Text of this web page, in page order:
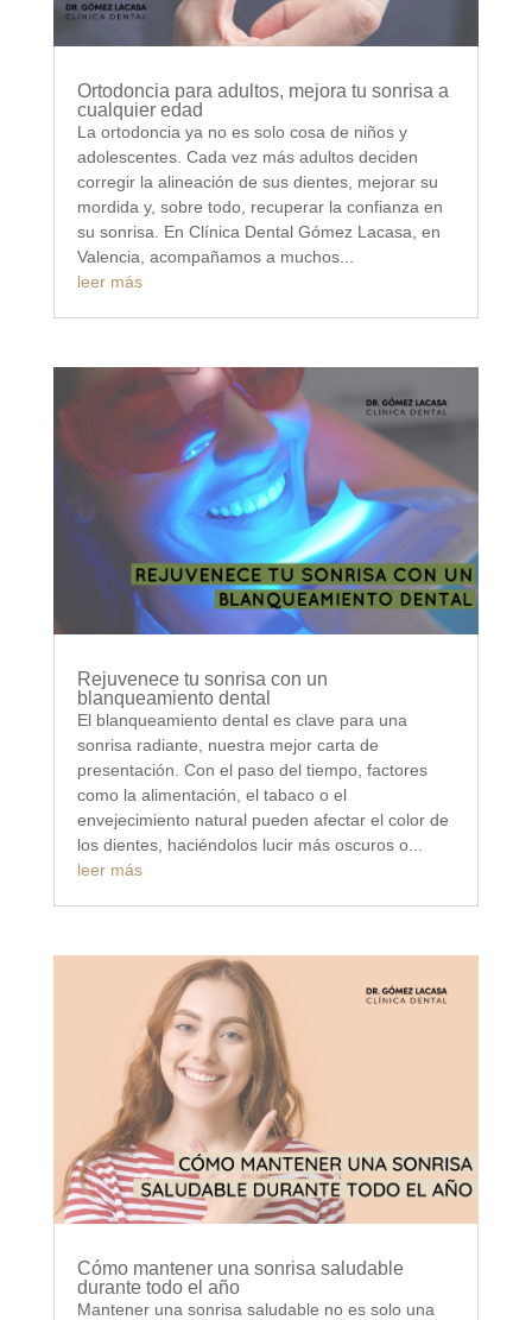
Ortodoncia para adultos, mejora tu sonrisa a
cualquier edad
La ortodoncia ya no es solo cosa de niños y
adolescentes. Cada vez más adultos deciden
corregir la alineación de sus dientes, mejorar su
mordida y, sobre todo, recuperar la confianza en
su sonrisa. En Clínica Dental Gómez Lacasa, en
Valencia, acompañamos a muchos...
leer más
Rejuvenece tu sonrisa con un
blanqueamiento dental
El blanqueamiento dental es clave para una
sonrisa radiante, nuestra mejor carta de
presentación. Con el paso del tiempo, factores
como la alimentación, el tabaco o el
envejecimiento natural pueden afectar el color de
los dientes, haciéndolos lucir más oscuros o...
leer más
Cómo mantener una sonrisa saludable
durante todo el año
Mantener una sonrisa saludable no es solo una